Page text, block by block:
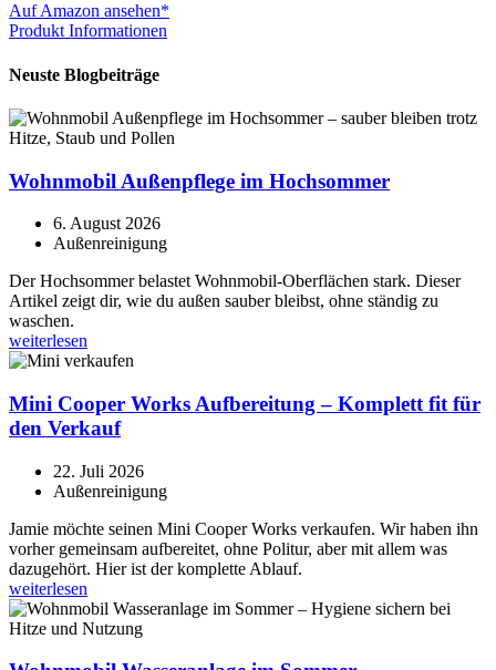
Auf Amazon ansehen*
Produkt Informationen
Neuste Blogbeiträge
Wohnmobil Außenpflege im Hochsommer
6. August 2026
Außenreinigung
Der Hochsommer belastet Wohnmobil-Oberflächen stark. Dieser
Artikel zeigt dir, wie du außen sauber bleibst, ohne ständig zu
waschen.
weiterlesen
Mini Cooper Works Aufbereitung – Komplett fit für
den Verkauf
22. Juli 2026
Außenreinigung
Jamie möchte seinen Mini Cooper Works verkaufen. Wir haben ihn
vorher gemeinsam aufbereitet, ohne Politur, aber mit allem was
dazugehört. Hier ist der komplette Ablauf.
weiterlesen